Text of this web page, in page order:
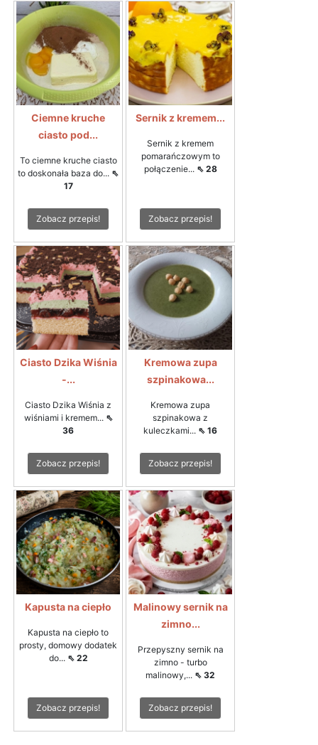
Ciemne kruche
ciasto pod...
To ciemne kruche ciasto
to doskonała baza do... ⇖
17
Zobacz przepis!
Sernik z kremem...
Sernik z kremem
pomarańczowym to
połączenie... ⇖ 28
Zobacz przepis!
Ciasto Dzika Wiśnia
-...
Ciasto Dzika Wiśnia z
wiśniami i kremem... ⇖
36
Zobacz przepis!
Kremowa zupa
szpinakowa...
Kremowa zupa
szpinakowa z
kuleczkami... ⇖ 16
Zobacz przepis!
Kapusta na ciepło
Kapusta na ciepło to
prosty, domowy dodatek
do... ⇖ 22
Zobacz przepis!
Malinowy sernik na
zimno...
Przepyszny sernik na
zimno - turbo
malinowy,... ⇖ 32
Zobacz przepis!